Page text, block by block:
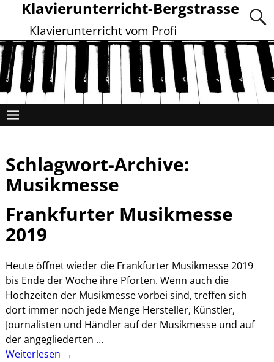
Klavierunterricht-Bergstrasse
Klavierunterricht vom Profi
Schlagwort-Archive:
Musikmesse
Frankfurter Musikmesse
2019
Heute öffnet wieder die Frankfurter Musikmesse 2019
bis Ende der Woche ihre Pforten. Wenn auch die
Hochzeiten der Musikmesse vorbei sind, treffen sich
dort immer noch jede Menge Hersteller, Künstler,
Journalisten und Händler auf der Musikmesse und auf
der angegliederten …
Weiterlesen →